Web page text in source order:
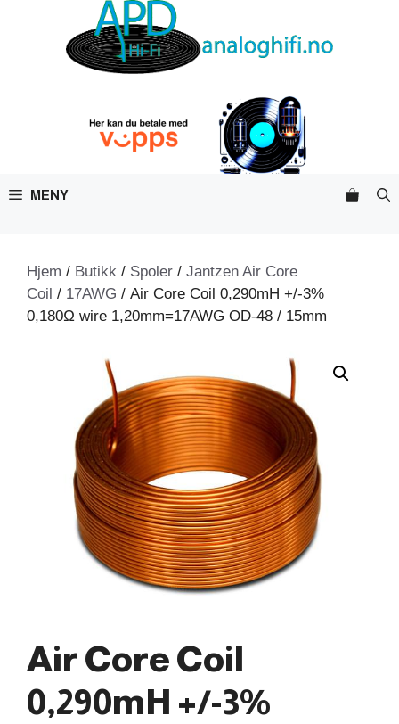
MENY
Hjem / Butikk / Spoler / Jantzen Air Core
Coil / 17AWG / Air Core Coil 0,290mH +/-3%
0,180Ω wire 1,20mm=17AWG OD-48 / 15mm
Air Core Coil
0,290mH +/-3%